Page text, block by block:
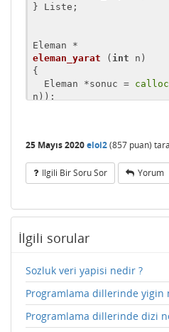
} Liste;
eleman_yarat
( int n)
{
  Eleman *sonuc =
calloc
n));
return sonuc;
    }
else
    {
\n");
    }
basa_eleman_ekle
{
  Eleman *e = eleman_yarat (n);
25 Mayıs 2020eloi2(857 puan)
Ilgili Bir Soru Sor Yorum
İlgili sorular
Sozluk veri yapisi nedir ?
Programlama dillerinde yigin
Programlama dillerinde dizi